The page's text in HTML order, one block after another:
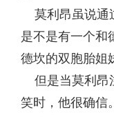
莫利昂虽说通
是不是有一个和
德坎的双胞胎姐
但是当莫利昂
笑时，他很确信。